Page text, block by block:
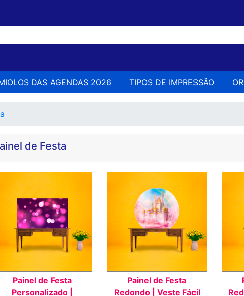
DAS AGENDAS 2026 TIPOS DE IMPRESSÃO
de Festa
Painel de Festa
Personalizado |
Painel de Festa
Redondo | Veste Fácil